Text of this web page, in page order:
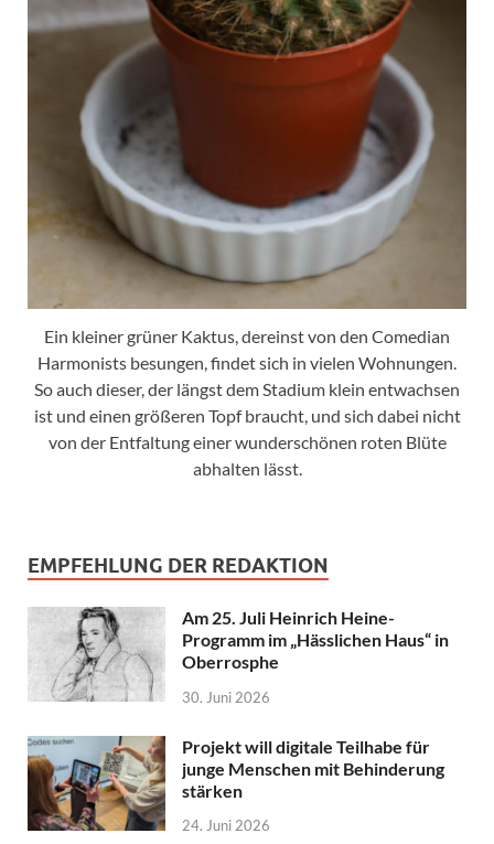
Ein kleiner grüner Kaktus, dereinst von den Comedian
Harmonists besungen, findet sich in vielen Wohnungen.
So auch dieser, der längst dem Stadium klein entwachsen
ist und einen größeren Topf braucht, und sich dabei nicht
von der Entfaltung einer wunderschönen roten Blüte
abhalten lässt.
EMPFEHLUNG DER REDAKTION
Am 25. Juli Heinrich Heine-
Programm im „Hässlichen Haus“ in
Oberrosphe
30. Juni 2026
Projekt will digitale Teilhabe für
junge Menschen mit Behinderung
stärken
24. Juni 2026